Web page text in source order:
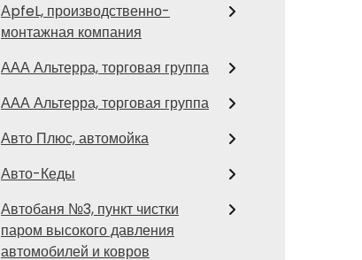
АpfeL, производственно-
монтажная компания
ААА Альтерра, торговая группа
ААА Альтерра, торговая группа
Авто Плюс, автомойка
Авто-Кеды
Автобаня №3, пункт чистки
паром высокого давления
автомобилей и ковров